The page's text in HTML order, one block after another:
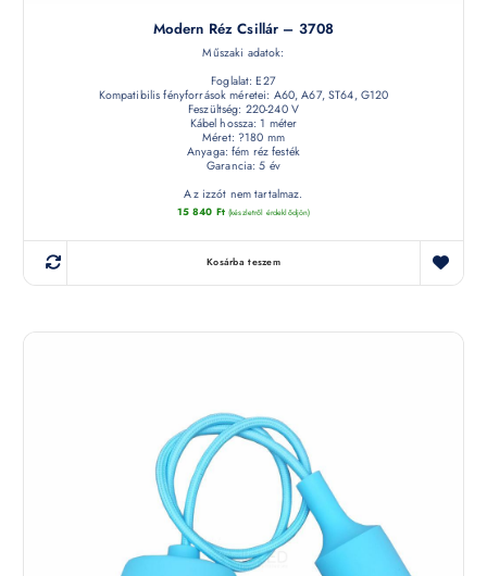
Modern Réz Csillár – 3708
Műszaki adatok:
Foglalat: E27
Kompatibilis fényforrások méretei: A60, A67, ST64, G120
Feszültség: 220-240 V
Kábel hossza: 1 méter
Méret: ?180 mm
Anyaga: fém réz festék
Garancia: 5 év
Az izzót nem tartalmaz.
15 840 Ft (készletről érdeklődjön)
Kosárba teszem